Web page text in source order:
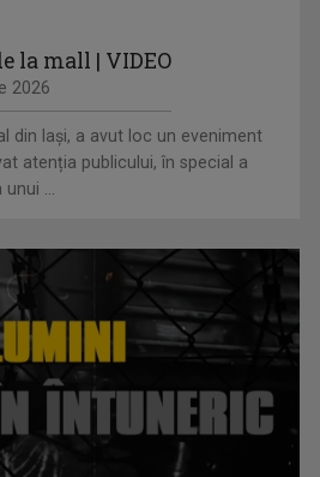
care abordează ...
în Maramureşul ...
la mall | VIDEO
2026
din Iași, a avut loc un eveniment
atenția publicului, în special a
...